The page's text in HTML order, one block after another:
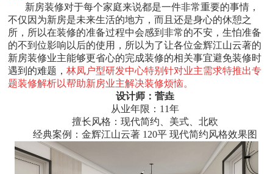
新房装修对于每个家庭来说都是一件非常重要的事情，
不仅因为新房是未来生活的地方，而且还是身心的休憩之
所，所以在装修的准备过程中会感到非常的不安，生怕准备
的不到位影响以后的使用，所以为了让各位金辉江山云著的
新房装修业主能够更省心的完成装修的相关事宜避免装修时
遇到的难题，林凤户型研发中心特别针对业主需求特推出专
题装修解析以帮助新房业主解决装修烦恼。
设计师：菅垚
从业年限：11年
擅长风格：现代简约、美式、北欧
经典案例：金辉江山云著 120平 现代简约风格效果图